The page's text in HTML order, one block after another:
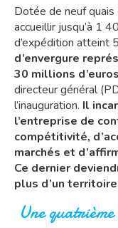
Dotée de neuf
accueillir jusqu’à 1
d’expédition atteint
d’envergure
30 millions d’euros
directeur général
l’inauguration. Il
l’entreprise de
compétitivité,
marchés et
Ce dernier
plus d’un
Une